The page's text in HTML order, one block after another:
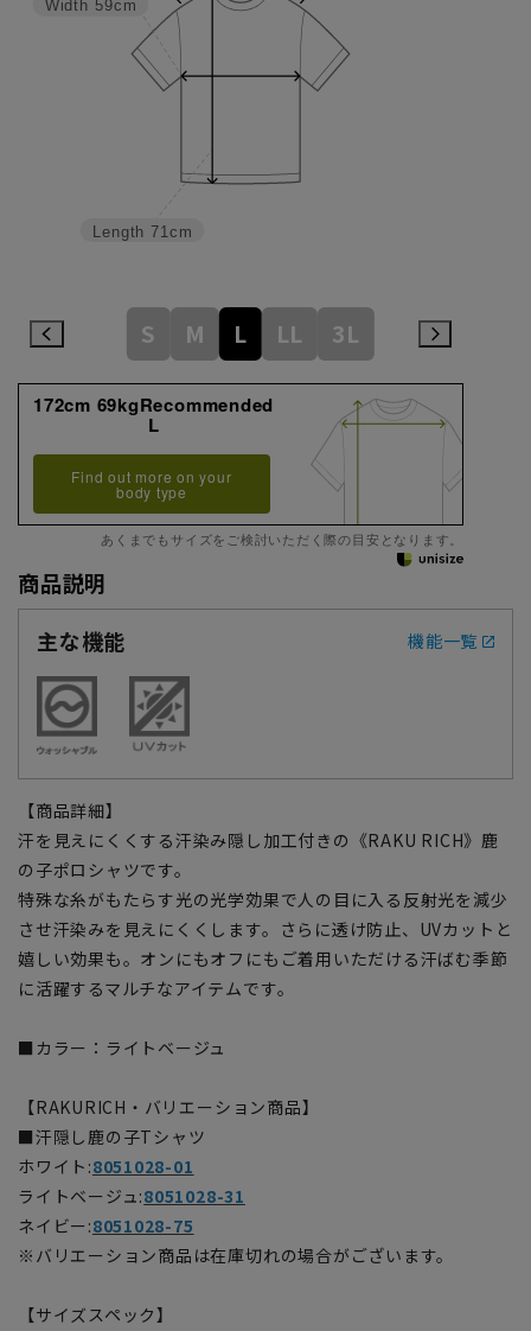
Length 71cm
Width 59cm
S M L LL 3L
172cm 69kgRecommended
L
Find out more on your
body type
あくまでもサイズをご検討いただく際の目安となります。
商品説明
主な機能
機能一覧
【商品詳細】
汗を見えにくくする汗染み隠し加工付きの《RAKU RICH》鹿
の子ポロシャツです。
特殊な糸がもたらす光の光学効果で人の目に入る反射光を減少
させ汗染みを見えにくくします。さらに透け防止、UVカットと
嬉しい効果も。オンにもオフにもご着用いただける汗ばむ季節
に活躍するマルチなアイテムです。
■カラー：ライトベージュ
【RAKURICH・バリエーション商品】
■汗隠し鹿の子Tシャツ
ホワイト:8051028-01
ライトベージュ:8051028-31
ネイビー:8051028-75
※バリエーション商品は在庫切れの場合がございます。
【サイズスペック】